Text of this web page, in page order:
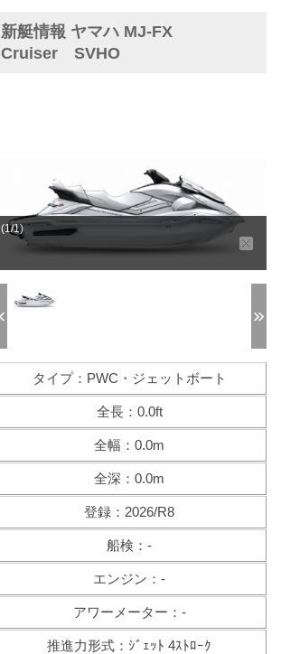
新艇情報 ヤマハ MJ-FX
Cruiser SVHO
(1/1)
タイプ：PWC・ジェットボート
全長：0.0ft
全幅：0.0m
全深：0.0m
登録：2026/R8
船検：-
エンジン：-
アワーメーター：-
推進力形式：ｼﾞｪｯﾄ 4ｽﾄﾛｰｸ